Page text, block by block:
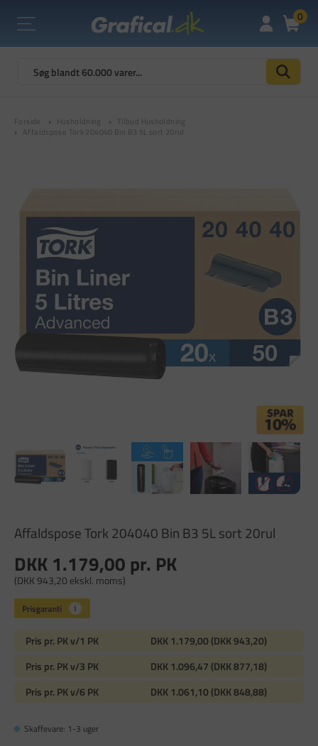
0
Forside Husholdning
Tilbud Husholdning
Affaldspose Tork 204040 Bin B3 5L sort 20rul
Affaldspose Tork 204040 Bin B3 5L sort 20rul
DKK 1.179,00 pr. PK
(DKK 943,20 ekskl. moms)
Pris pr. PK v/1 PK
DKK 1.179,00 (DKK 943,20)
Pris pr. PK v/3 PK
DKK 1.096,47 (DKK 877,18)
Pris pr. PK v/6 PK
DKK 1.061,10 (DKK 848,88)
Skaffevare: 1-3 uger